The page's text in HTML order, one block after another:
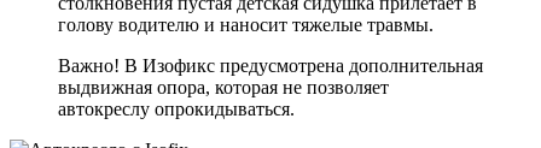
голову водителю и наносит тяжелые травмы.
Важно! В Изофикс предусмотрена дополнительная
выдвижная опора, которая не позволяет
автокреслу опрокидываться.